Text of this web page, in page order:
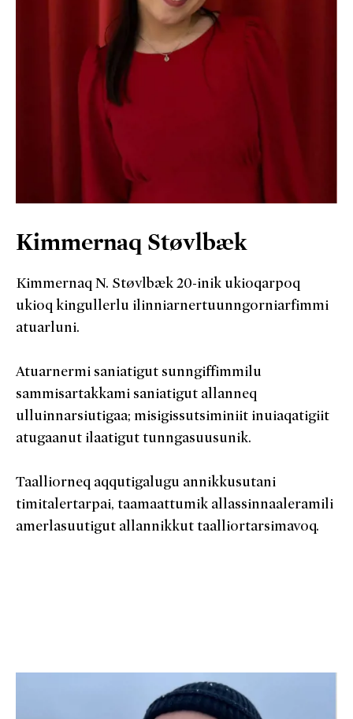
Kimmernaq Støvlbæk
Kimmernaq N. Støvlbæk 20-inik ukioqarpoq
ukioq kingullerlu ilinniarnertuunngorniarfimmi
atuarluni.
Atuarnermi saniatigut sunngiffimmilu
sammisartakkami saniatigut allanneq
ulluinnarsiutigaa; misigissutsiminiit inuiaqatigiit
atugaanut ilaatigut tunngasuusunik.
Taalliorneq aqqutigalugu annikkusutani
timitalertarpai, taamaattumik allassinnaaleramili
amerlasuutigut allannikkut taalliortarsimavoq.